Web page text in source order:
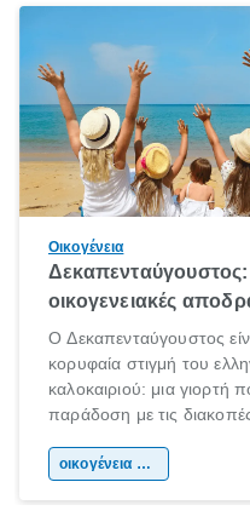
Οικογένεια
Δεκαπενταύγουστος:
οικογενειακές
Ο Δεκαπενταύγουστος
κορυφαία στιγμή του
καλοκαιριού: μια γιορτή
παράδοση με τις διακοπές
χώρας. Είτε πρόκειται
οικογένεια & παιδί